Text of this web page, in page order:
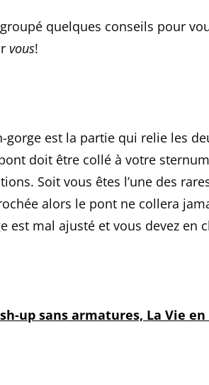
quelques conseils pour
vous!
gorge est la partie qui relie les
doit être collé à votre
Soit vous êtes l’une des
alors le pont ne collera
est mal ajusté et vous devez en
up sans armatures, La Vie en